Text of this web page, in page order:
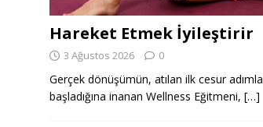
Hareket Etmek İyileştirir
3 Ağustos 2026 0
Gerçek dönüşümün, atılan ilk cesur adımla
başladığına inanan Wellness Eğitmeni, […]